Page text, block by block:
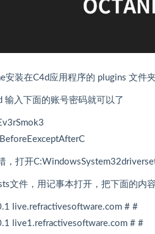
安装在C4d应用程序的 plugins 文件
输入下面的账号密码就可以了
，打开
文件，用记事本打开，把下面的内
live.refractivesoftware.com # #
live1.refractivesoftware.com # #